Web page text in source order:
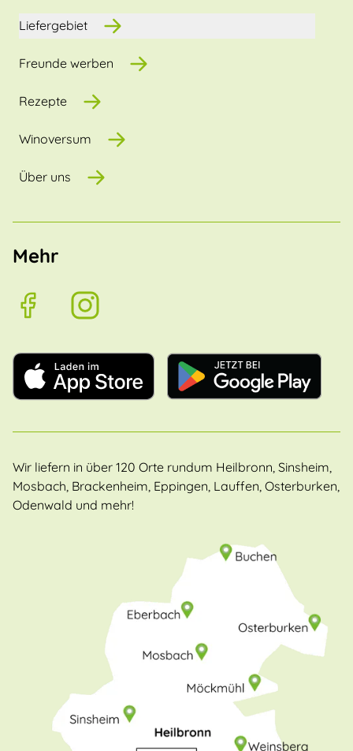
Liefergebiet
Freunde werben
Rezepte
Winoversum
Über uns
Mehr
Wir liefern in über 120 Orte rundum Heilbronn, Sinsheim,
Mosbach, Brackenheim, Eppingen, Lauffen, Osterburken,
Odenwald und mehr!